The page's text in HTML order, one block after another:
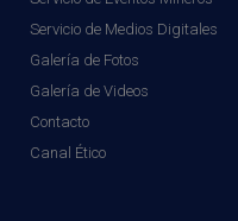
Servicio de Medios Digitales
Galería de Fotos
Galería de Videos
Contacto
Canal Ético